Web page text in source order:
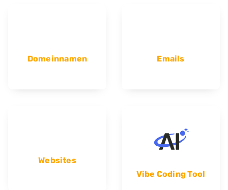
Domeinnamen Emails
Websites
Vibe Coding Tool